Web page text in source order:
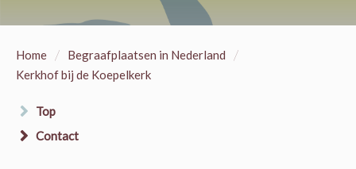
Home / Begraafplaatsen in Nederland /
Kerkhof bij de Koepelkerk
Top
Contact